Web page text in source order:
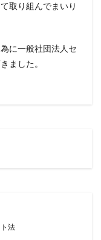
取り組んでまいり
に一般社団法人セ
ました。
法